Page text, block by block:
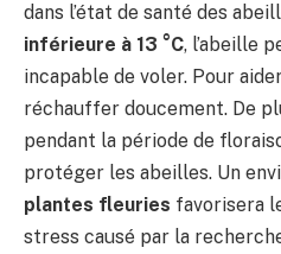
dans l’état de santé des
inférieure à 13 °C, l’abeille
incapable de voler. Pour
réchauffer doucement. De
pendant la période de
protéger les abeilles. Un
plantes fleuries favorisera
stress causé par la